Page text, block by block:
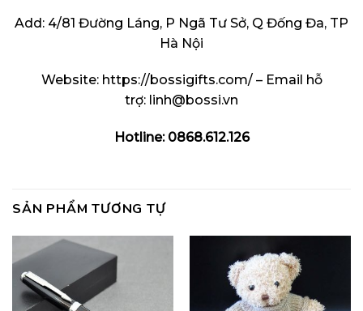
Add: 4/81 Đường Láng, P Ngã Tư Sở, Q Đống Đa, TP
Hà Nội
Website: https://bossigifts.com/– Email hỗ
trợ: linh@bossi.vn
Hotline: 0868.612.126
SẢN PHẨM TƯƠNG TỰ